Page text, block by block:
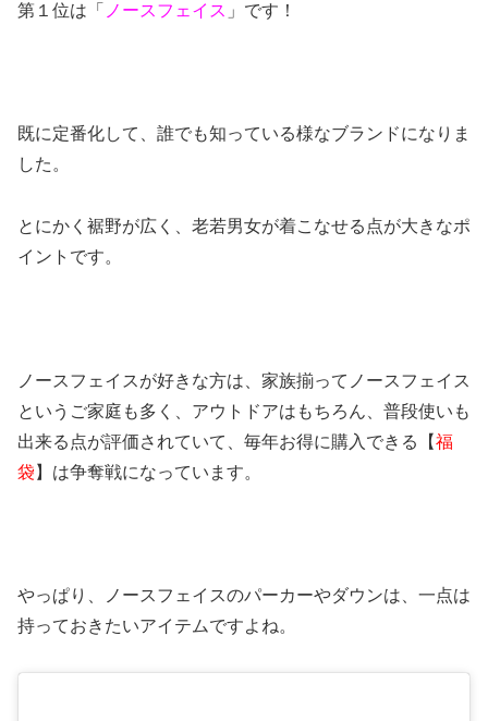
第１位は「 ノースフェイス 」です！
既に定番化して、誰でも知っている様なブランドになりま
した。
とにかく裾野が広く、老若男女が着こなせる点が大きなポ
イントです。
ノースフェイスが好きな方は、家族揃ってノースフェイス
というご家庭も多く、アウトドアはもちろん、普段使いも
出来る点が評価されていて、毎年お得に購入できる【福
袋 】は争奪戦になっています。
やっぱり、ノースフェイスのパーカーやダウンは、一点は
持っておきたいアイテムですよね。